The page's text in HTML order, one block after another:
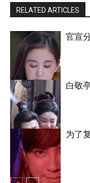
RELATED ARTICLES
明星八卦
官宣
明星八卦
白敬
为了